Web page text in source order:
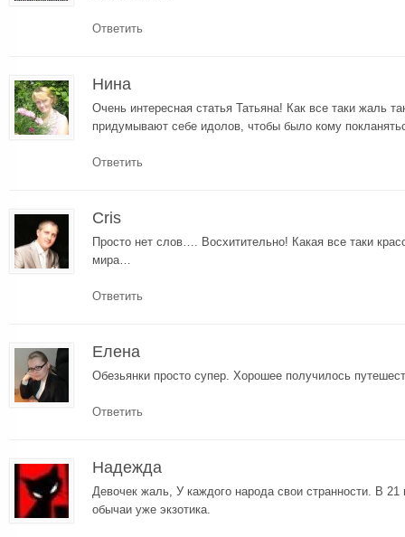
Ответить
Нина
Очень интересная статья Татьяна! Как все таки жаль
придумывают себе идолов, чтобы было кому
Ответить
Cris
Просто нет слов…. Восхитительно! Какая все таки
мира…
Ответить
Елена
Обезьянки просто супер. Хорошее получилось
Ответить
Надежда
Девочек жаль, У каждого народа свои странности. В 21
обычаи уже экзотика.